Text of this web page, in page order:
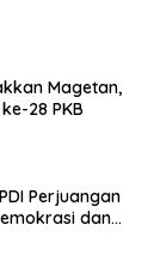
Magetan,
28 PKB
Perjuangan
dan